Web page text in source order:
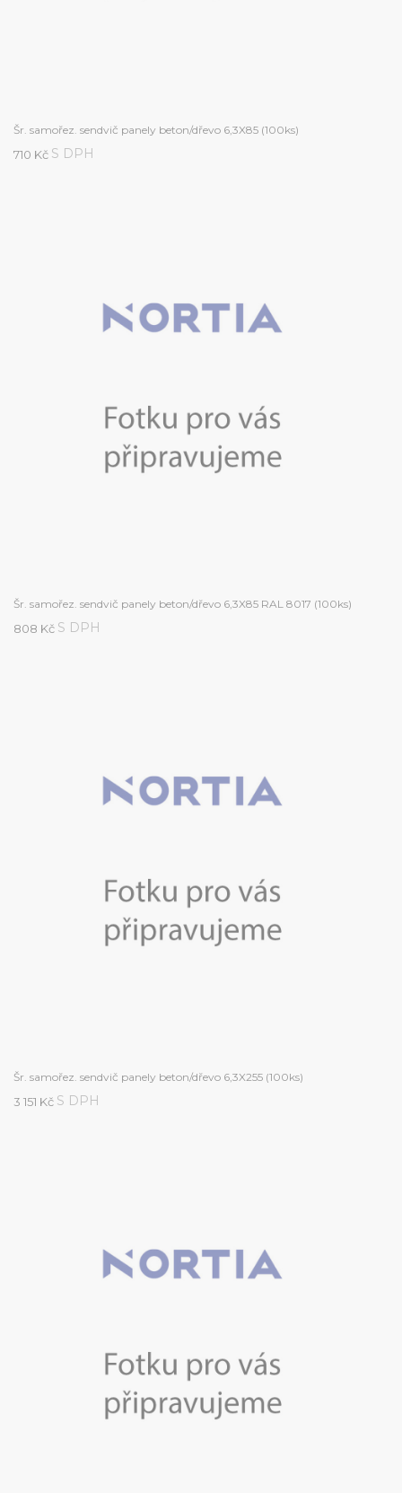
Šr. samořez. sendvič panely beton/dřevo 6,3X85 (100ks)
710 Kč S DPH
Šr. samořez. sendvič panely beton/dřevo 6,3X85 RAL 8017 (100ks)
808 Kč S DPH
Šr. samořez. sendvič panely beton/dřevo 6,3X255 (100ks)
3 151 Kč S DPH